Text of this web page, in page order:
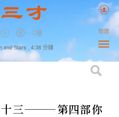
and Stars , 4:38 分鐘
簡體
十三———第四部你